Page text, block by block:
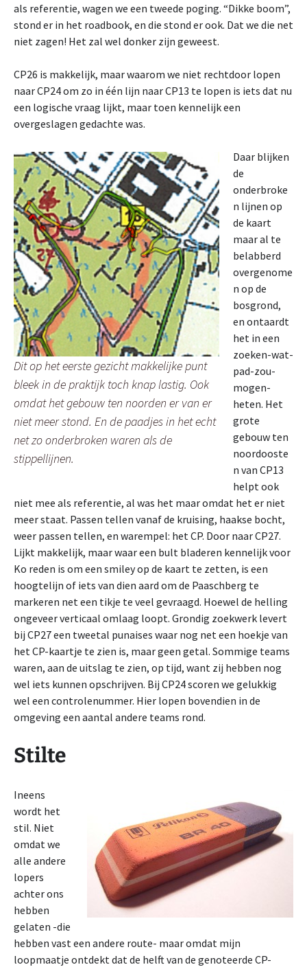
als referentie, wagen we een tweede poging. “Dikke boom”,
stond er in het roadbook, en die stond er ook. Dat we die net
niet zagen! Het zal wel donker zijn geweest.
CP26 is makkelijk, maar waarom we niet rechtdoor lopen
naar CP24 om zo in één lijn naar CP13 te lopen is iets dat nu
een logische vraag lijkt, maar toen kennelijk een
overgeslagen gedachte was.
Dit op het eerste gezicht makkelijke punt
bleek in de praktijk toch knap lastig. Ook
omdat het gebouw ten noorden er van er
niet meer stond. En de paadjes in het echt
net zo onderbroken waren als de
stippellijnen.
Daar blijken
de
onderbroke
n lijnen op
de kaart
maar al te
belabberd
overgenome
n op de
bosgrond,
en ontaardt
het in een
zoeken-wat-
pad-zou-
mogen-
heten. Het
grote
gebouw ten
noordooste
n van CP13
helpt ook
niet mee als referentie, al was het maar omdat het er niet
meer staat. Passen tellen vanaf de kruising, haakse bocht,
weer passen tellen, en warempel: het CP. Door naar CP27.
Lijkt makkelijk, maar waar een bult bladeren kennelijk voor
Ko reden is om een smiley op de kaart te zetten, is een
hoogtelijn of iets van dien aard om de Paaschberg te
markeren net een tikje te veel gevraagd. Hoewel de helling
ongeveer verticaal omlaag loopt. Grondig zoekwerk levert
bij CP27 een tweetal punaises waar nog net een hoekje van
het CP-kaartje te zien is, maar geen getal. Sommige teams
waren, aan de uitslag te zien, op tijd, want zij hebben nog
wel iets kunnen opschrijven. Bij CP24 scoren we gelukkig
wel een controlenummer. Hier lopen bovendien in de
omgeving een aantal andere teams rond.
Stilte
Ineens
wordt het
stil. Niet
omdat we
alle andere
lopers
achter ons
hebben
gelaten -die
hebben vast een andere route- maar omdat mijn
loopmaatje ontdekt dat de helft van de genoteerde CP-